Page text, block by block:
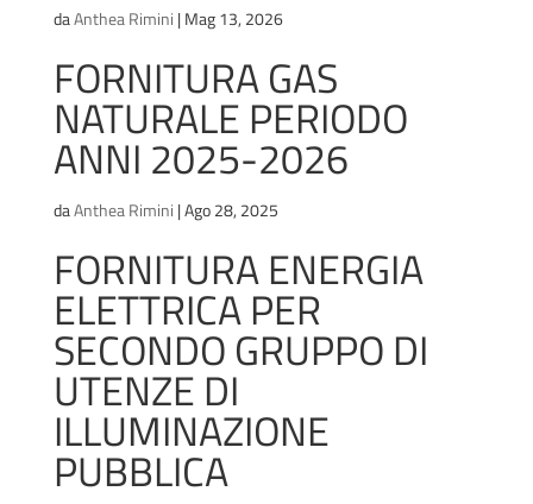
daAnthea Rimini |Mag 13, 2026
FORNITURA GAS
NATURALE PERIODO
ANNI 2025-2026
daAnthea Rimini |Ago 28, 2025
FORNITURA ENERGIA
ELETTRICA PER
SECONDO GRUPPO DI
UTENZE DI
ILLUMINAZIONE
PUBBLICA